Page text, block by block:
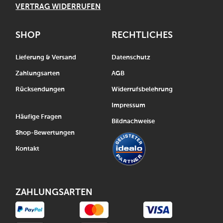
VERTRAG WIDERRUFEN
SHOP
Lieferung & Versand
Zahlungsarten
Rücksendungen
Häufige Fragen
Shop-Bewertungen
Kontakt
RECHTLICHES
Datenschutz
AGB
Widerrufsbelehrung
Impressum
Bildnachweise
ZAHLUNGSARTEN